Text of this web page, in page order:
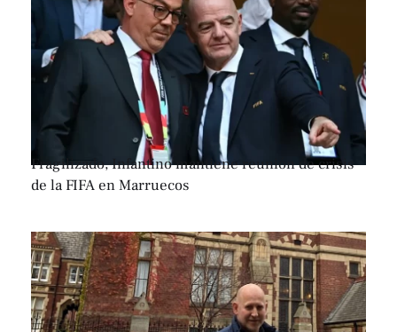
Fragilizado, Infantino mantiene reunión de crisis
de la FIFA en Marruecos